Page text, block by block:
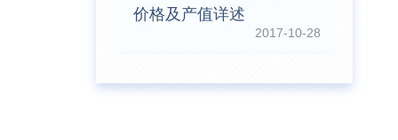
价格及产值详述
2017-10-28